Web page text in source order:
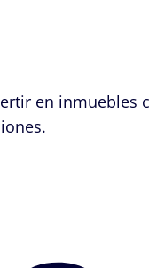
en